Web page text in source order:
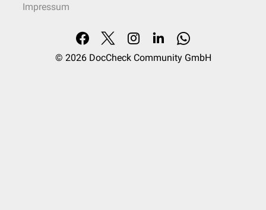
Impressum
© 2026 DocCheck Community GmbH